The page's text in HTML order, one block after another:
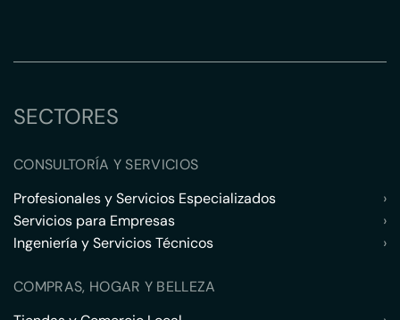
SECTORES
CONSULTORÍA Y SERVICIOS
Profesionales y Servicios Especializados
›
Servicios para Empresas
›
Ingeniería y Servicios Técnicos
›
COMPRAS, HOGAR Y BELLEZA